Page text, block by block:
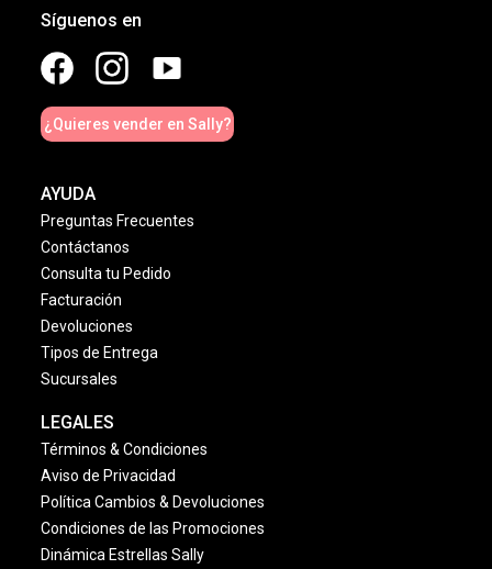
Síguenos en
¿Quieres vender en Sally?
AYUDA
Preguntas Frecuentes
Contáctanos
Consulta tu Pedido
Facturación
Devoluciones
Tipos de Entrega
Sucursales
LEGALES
Términos & Condiciones
Aviso de Privacidad
Política Cambios & Devoluciones
Condiciones de las Promociones
Dinámica Estrellas Sally